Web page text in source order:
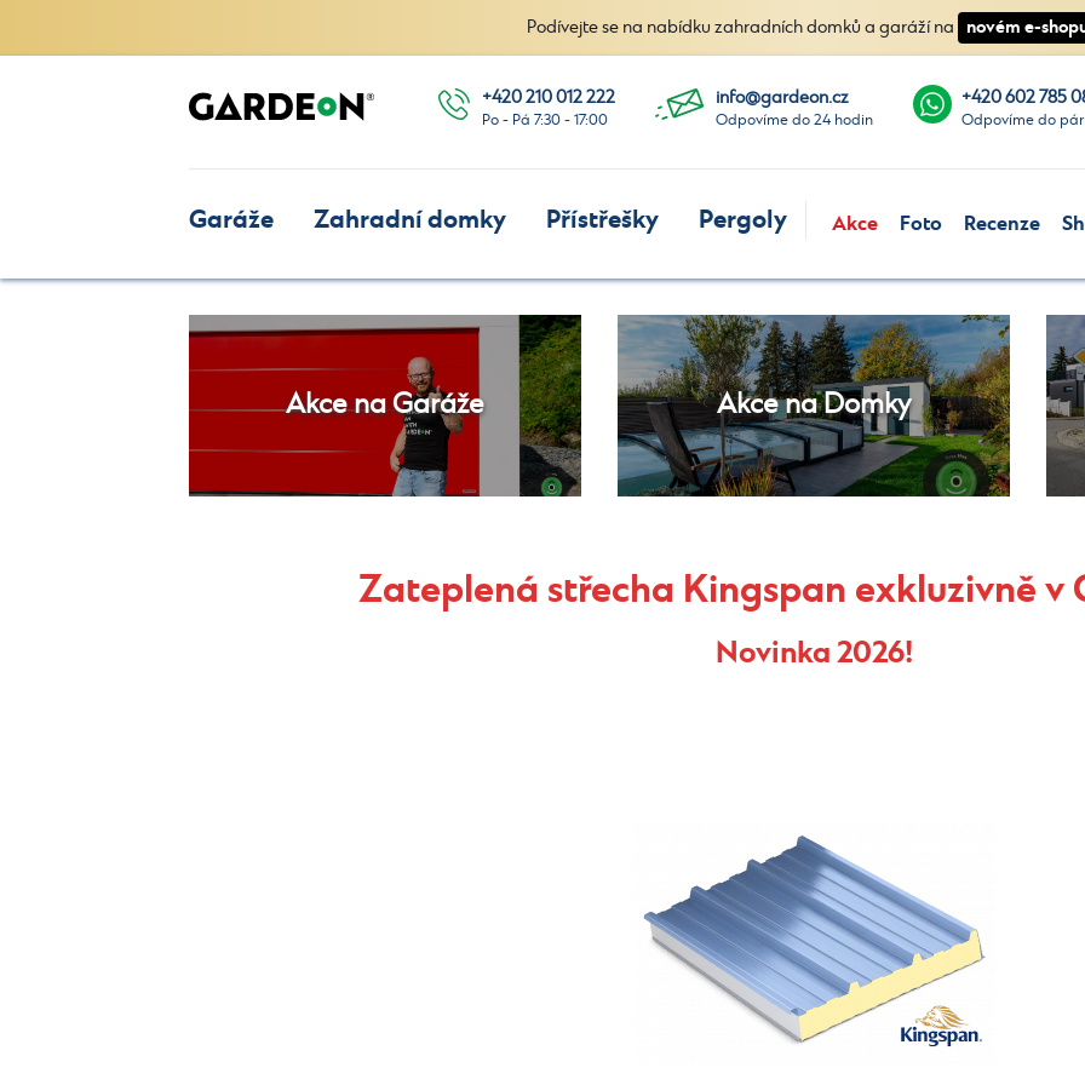
Podívejte se na nabídku zahradních domků a garáží na novém e-
+420 210 012 222
Po - Pá 7:30 - 17:00
info@gardeon.cz
Odpovíme do 24 hodin
+420 602 785
Odpovíme do
Garáže Zahradní domky Přístřešky Pergoly Akce Foto Recenze
Akce na Garáže Akce na Domky
Zateplená střecha Kingspan exkluzivně v
Novinka 2026!